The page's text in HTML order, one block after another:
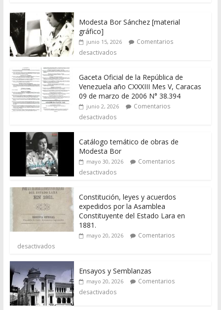
Modesta Bor Sánchez [material
gráfico]
junio 15, 2026
Comentarios
desactivados
Gaceta Oficial de la República de
Venezuela año CXXXIII Mes V, Caracas
09 de marzo de 2006 N° 38.394
junio 2, 2026
Comentarios
desactivados
Catálogo temático de obras de
Modesta Bor
mayo 30, 2026
Comentarios
desactivados
Constitución, leyes y acuerdos
expedidos por la Asamblea
Constituyente del Estado Lara en
1881.
mayo 20, 2026
Comentarios
desactivados
Ensayos y Semblanzas
mayo 20, 2026
Comentarios
desactivados